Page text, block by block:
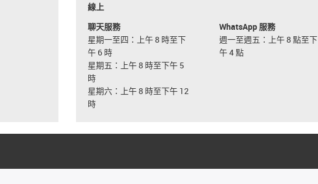
線上
聊天服務
星期一至四：上午 8 時至下
午 6 時
星期五：上午 8 時至下午 5
時
星期六：上午 8 時至下午 12
時
WhatsApp 服務
週一至週五：上午 8 點至下
午 4 點